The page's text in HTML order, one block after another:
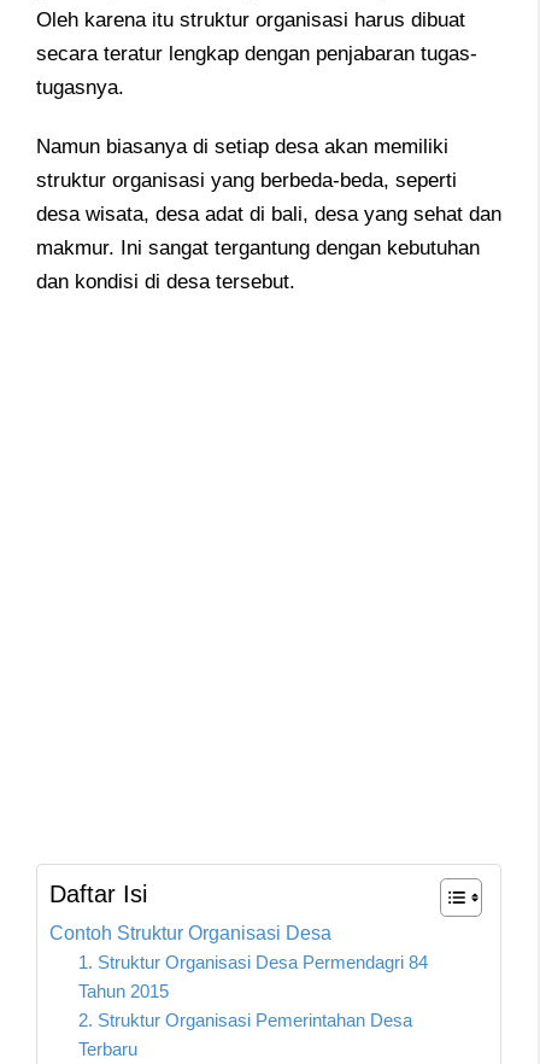
Oleh karena itu struktur organisasi harus dibuat
secara teratur lengkap dengan penjabaran tugas-
tugasnya.
Namun biasanya di setiap desa akan memiliki
struktur organisasi yang berbeda-beda, seperti
desa wisata, desa adat di bali, desa yang sehat dan
makmur. Ini sangat tergantung dengan kebutuhan
dan kondisi di desa tersebut.
Daftar Isi
Contoh Struktur Organisasi Desa
1. Struktur Organisasi Desa Permendagri 84
Tahun 2015
2. Struktur Organisasi Pemerintahan Desa
Terbaru